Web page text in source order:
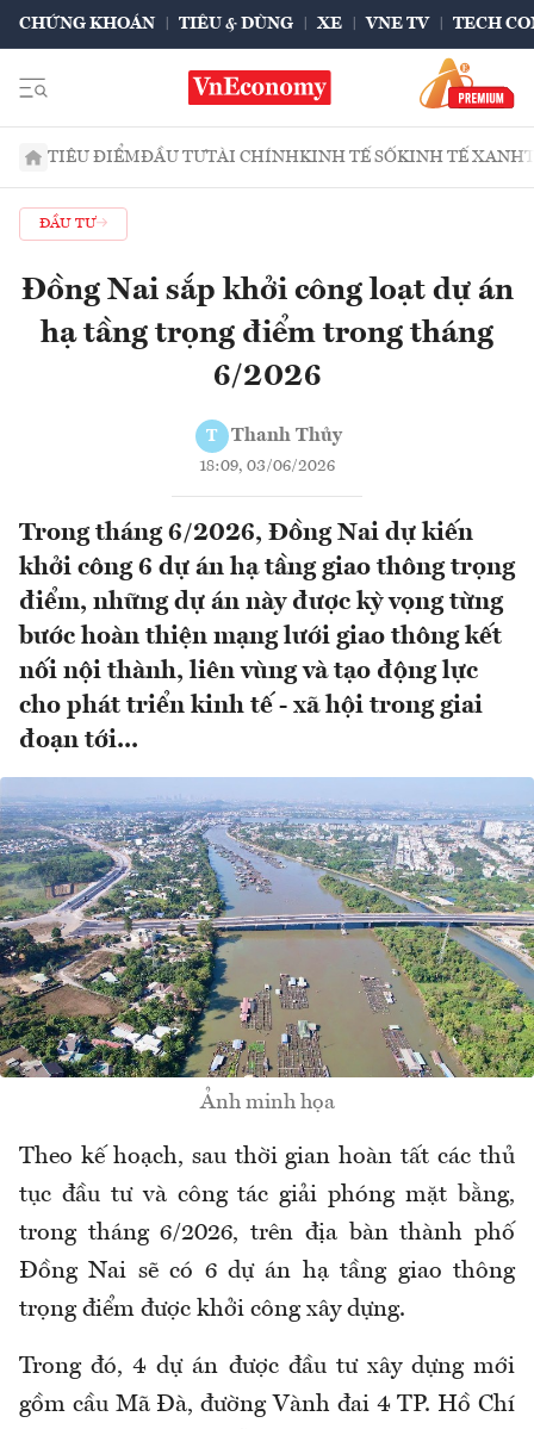
CHỨNG KHOÁN TIÊU & DÙNG XE VNE TV TECH
TIÊU ĐIỂMĐẦU TƯTÀI CHÍNHKINH TẾ SỐKINH TẾ XANH
ĐẦU TƯ
Đồng Nai sắp khởi công loạt dự án
hạ tầng trọng điểm trong tháng
6/2026
T Thanh Thủy
18:09, 03/06/2026
Trong tháng 6/2026, Đồng Nai dự kiến
khởi công 6 dự án hạ tầng giao thông trọng
điểm, những dự án này được kỳ vọng từng
bước hoàn thiện mạng lưới giao thông kết
nối nội thành, liên vùng và tạo động lực
cho phát triển kinh tế - xã hội trong giai
đoạn tới...
Ảnh minh họa
Theo kế hoạch, sau thời gian hoàn tất các thủ
tục đầu tư và công tác giải phóng mặt bằng,
trong tháng 6/2026, trên địa bàn thành phố
Đồng Nai sẽ có 6 dự án hạ tầng giao thông
trọng điểm được khởi công xây dựng.
Trong đó, 4 dự án được đầu tư xây dựng mới
gồm cầu Mã Đà, đường Vành đai 4 TP. Hồ Chí